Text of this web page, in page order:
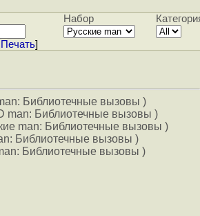
Набор
Печать]
Библиотечные вызовы )
man: Библиотечные вызовы )
man: Библиотечные вызовы )
Библиотечные вызовы )
Библиотечные вызовы )